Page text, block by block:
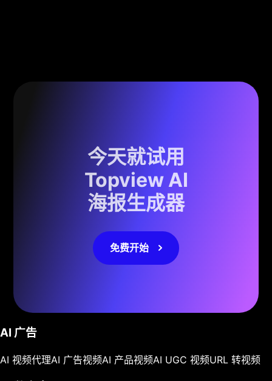
今天就试用
Topview AI
海报生成器
免费开始
AI 广告
AI 视频代理AI 广告视频AI 产品视频AI UGC 视频URL 转视频